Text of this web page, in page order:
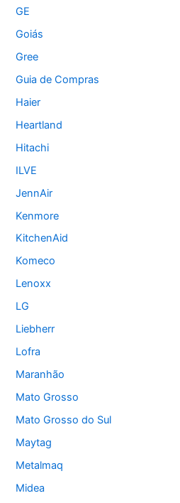
GE
Goiás
Gree
Guia de Compras
Haier
Heartland
Hitachi
ILVE
JennAir
Kenmore
KitchenAid
Komeco
Lenoxx
LG
Liebherr
Lofra
Maranhão
Mato Grosso
Mato Grosso do Sul
Maytag
Metalmaq
Midea